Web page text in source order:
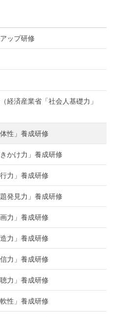
ップ研修
経済産業省「社会人基礎力」
性」養成研修
かけ力」養成研修
力」養成研修
発見力」養成研修
力」養成研修
力」養成研修
力」養成研修
力」養成研修
性」養成研修